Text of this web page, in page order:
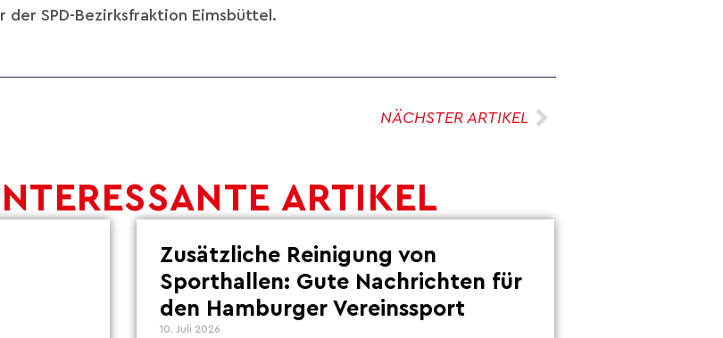
SPD-Bezirksfraktion Eimsbüttel.
NÄCHSTER ARTIKEL
ARTIKEL
Zusätzliche Reinigung von
Sporthallen: Gute Nachrichten für
den Hamburger Vereinssport
10. Juli 2026